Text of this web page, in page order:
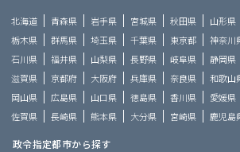
北海道 青森県 岩手県 宮城県 秋田県 山形県
栃木県
群馬県 埼玉県 千葉県 東京都 神奈川
石川県
福井県 山梨県 長野県 岐阜県 静岡県
滋賀県
京都府 大阪府 兵庫県 奈良県 和歌山
岡山県
広島県 山口県 徳島県 香川県 愛媛県
佐賀県
長崎県 熊本県 大分県 宮崎県 鹿児島
政令指定都市から探す